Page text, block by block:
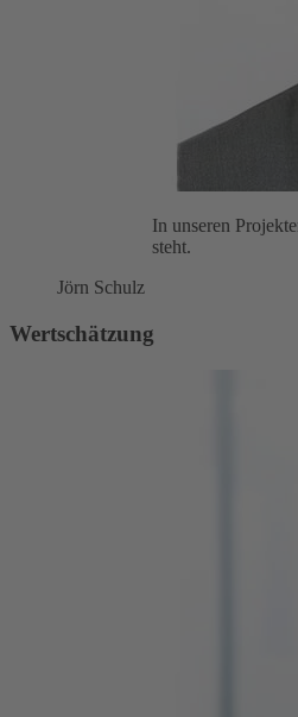
In unseren
steht.
Jörn Schulz
Wertschätzung